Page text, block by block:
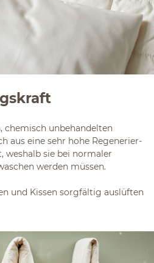
chemisch unbehandelten
aus eine sehr hohe Regenerier-
weshalb sie bei normaler
werden müssen.
und Kissen sorgfältig auslüften